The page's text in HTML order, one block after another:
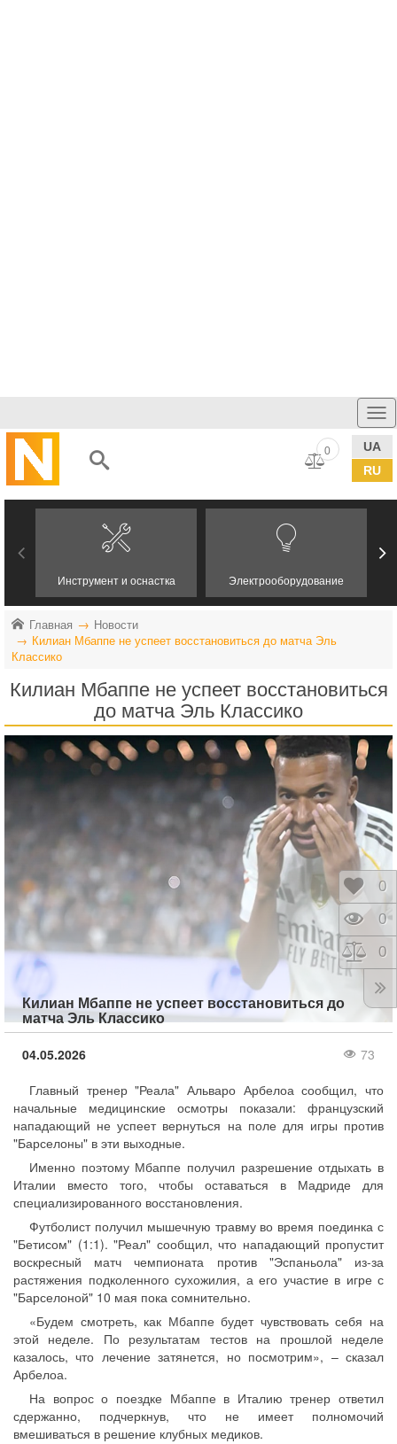
UA
RU
0
Инструмент и оснастка Электрооборудование
Главная
Новости
Килиан Мбаппе не успеет восстановиться до матча Эль
Классико
Килиан Мбаппе не успеет восстановиться
до матча Эль Классико
Килиан Мбаппе не успеет восстановиться до
матча Эль Классико
04.05.2026
73
Главный тренер "Реала" Альваро Арбелоа сообщил, что
начальные медицинские осмотры показали: французский
нападающий не успеет вернуться на поле для игры против
"Барселоны" в эти выходные.
Именно поэтому Мбаппе получил разрешение отдыхать в
Италии вместо того, чтобы оставаться в Мадриде для
специализированного восстановления.
Футболист получил мышечную травму во время поединка с
"Бетисом" (1:1). "Реал" сообщил, что нападающий пропустит
воскресный матч чемпионата против "Эспаньола" из-за
растяжения подколенного сухожилия, а его участие в игре с
"Барселоной" 10 мая пока сомнительно.
«Будем смотреть, как Мбаппе будет чувствовать себя на
этой неделе. По результатам тестов на прошлой неделе
казалось, что лечение затянется, но посмотрим», – сказал
Арбелоа.
На вопрос о поездке Мбаппе в Италию тренер ответил
сдержанно, подчеркнув, что не имеет полномочий
вмешиваться в решение клубных медиков.
0
0
0